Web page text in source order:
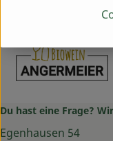
Angermeier
Du hast eine Frage?
Egenhausen 54